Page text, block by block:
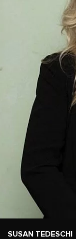
SUSAN TEDESCHI